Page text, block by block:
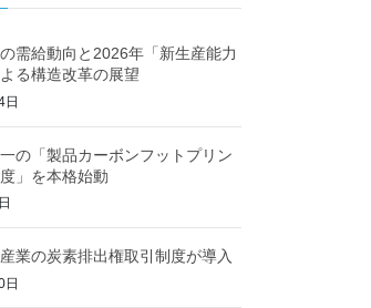
需給動向と2026年「新生産能力
る構造改革の展望
日
の「製品カーボンフットプリン
」を本格始動
業の炭素排出権取引制度が導入
日